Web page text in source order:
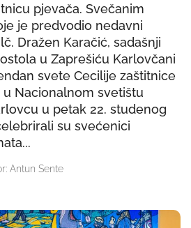
pjevača. Svečanim
je predvodio nedavni
Dražen Karačić, sadašnji
u Zaprešiću Karlovčani
svete Cecilije zaštitnice
Nacionalnom svetištu
u petak 22. studenog
su svećenici
Antun Sente